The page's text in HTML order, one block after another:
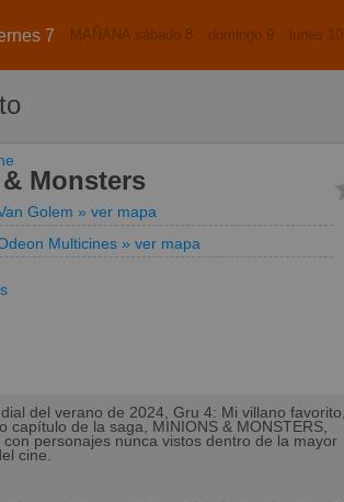
7 MAÑANA sábado 8 domingo 9 lunes 10
Monsters
Golem » ver mapa
Multicines » ver mapa
del verano de 2024, Gru 4: Mi villano favorito,
de la saga, MINIONS & MONSTERS,
personajes nunca vistos dentro de la mayor
cine.